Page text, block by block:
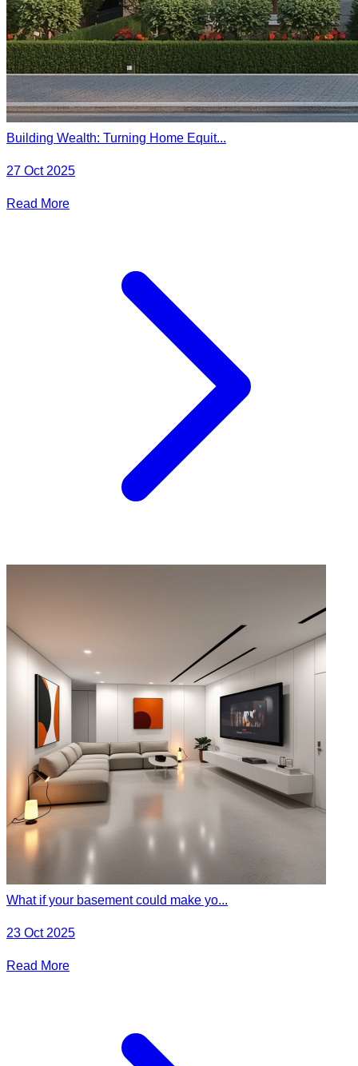
Building Wealth: Turning Home Equit...
27 Oct 2025
Read More
What if your basement could make yo...
23 Oct 2025
Read More